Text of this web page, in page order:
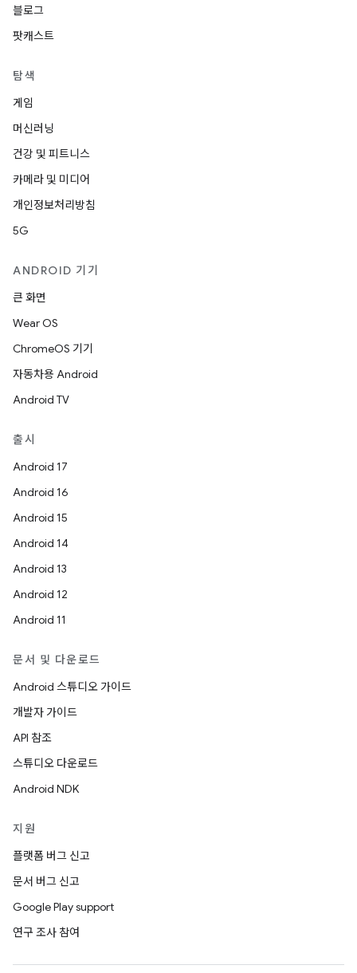
블로그
팟캐스트
탐색
게임
머신러닝
건강 및 피트니스
카메라 및 미디어
개인정보처리방침
5G
ANDROID 기기
큰 화면
Wear OS
ChromeOS 기기
자동차용 Android
Android TV
출시
Android 17
Android 16
Android 15
Android 14
Android 13
Android 12
Android 11
문서 및 다운로드
Android 스튜디오 가이드
개발자 가이드
API 참조
스튜디오 다운로드
Android NDK
지원
플랫폼 버그 신고
문서 버그 신고
Google Play support
연구 조사 참여